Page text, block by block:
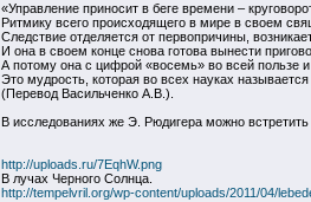
«Управление приносит в беге времени –
Ритмику всего происходящего в мире в своем
Следствие отделяется от первопричины,
И она в своем конце снова готова вынести
А потому она с цифрой «восемь» во всей пользе
Это мудрость, которая во всех науках
(Перевод Васильченко А.В.).
В исследованиях же Э. Рюдигера можно
http://uploads.ru/7EqhW.png
В лучах Черного Солнца.
http://tempelvril.org/wp-content/uploads/2011/04/